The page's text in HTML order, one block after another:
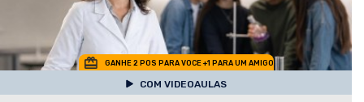
GANHE 2 POS PARA VOCE +1 PARA UM AMIGO
COM VIDEOAULAS